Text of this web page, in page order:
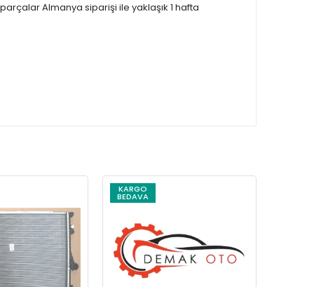
Almanya siparişi ile yaklaşık 1 hafta
KARGO
BEDAVA